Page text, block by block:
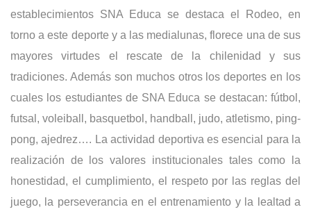
establecimientos SNA Educa se destaca el Rodeo, en
torno a este deporte y a las medialunas, florece una de sus
mayores virtudes el rescate de la chilenidad y sus
tradiciones. Además son muchos otros los deportes en los
cuales los estudiantes de SNA Educa se destacan: fútbol,
futsal, voleiball, basquetbol, handball, judo, atletismo, ping-
pong, ajedrez…. La actividad deportiva es esencial para la
realización de los valores institucionales tales como la
honestidad, el cumplimiento, el respeto por las reglas del
juego, la perseverancia en el entrenamiento y la lealtad a